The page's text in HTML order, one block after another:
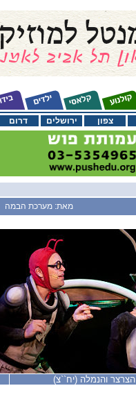
דרום ירושלים צפון
מאת: מערכת הבמה
הצרצר והנמלה (יח``צ)